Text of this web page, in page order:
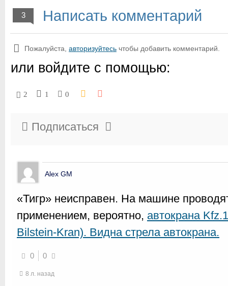
3 Написать комментарий
Пожалуйста, авторизуйтесь чтобы добавить комментарий.
или войдите с помощью:
2 1 0
Подписаться
Alex GM
«Тигр» неисправен. На машине
применением, вероятно, автокрана
Bilstein-Kran). Видна стрела автокрана.
0 0
8 л. назад